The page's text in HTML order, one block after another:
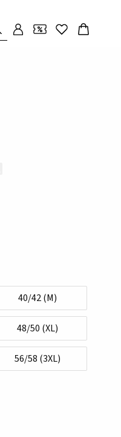
40/42 (M)
48/50 (XL)
56/58 (3XL)